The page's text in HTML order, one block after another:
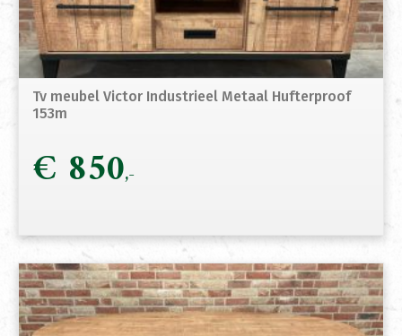
Tv meubel Victor Industrieel Metaal Hufterproof
153m
€ 850